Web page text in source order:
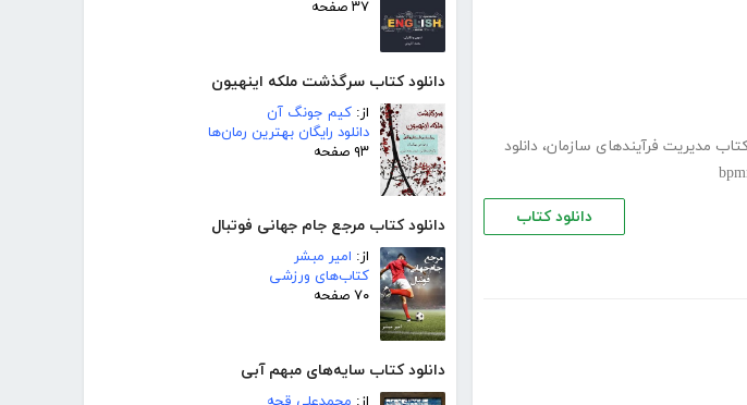
۳۷ صفحه
دانلود کتاب سرگذشت ملکه اینهیون
از: کیم جونگ آن
دانلود رایگان بهترین رمان‌ها
۹۳ صفحه
دانلود کتاب مرجع جام جهانی فوتبال
از: امیر مبشر
کتاب‌های ورزشی
۷۰ صفحه
دانلود کتاب سایه‌های مبهم آبی
کتاب مدیریت فرآیندهای سازمان، دانلود
دانلود کتاب